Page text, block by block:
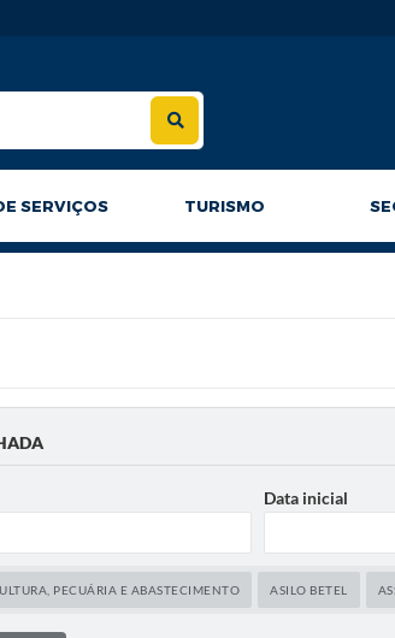
SERVIÇOS TURISMO
Data inicial
PECUÁRIA E ABASTECIMENTO ASILO BETEL